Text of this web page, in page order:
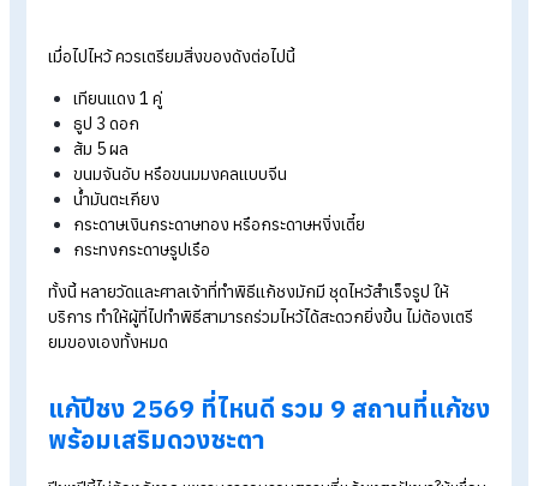
2479, 2491, 2503, 2515, 2527, 2539, 2551, 2563
ปีมะเมีย หรือผู้ที่เกิดในปี พ.ศ. 2461, 2473, 2485, 2497,
2521, 2533, 2545, 2557, 2569
ปีเถาะ หรือผู้ที่เกิดในปี พ.ศ. 2458, 2470, 2482, 2494, 2506,
2518, 2530, 2542, 2554, 2566
ปีระกา หรือผู้ที่เกิดในปี พ.ศ. 2464, 2476, 2488, 2500,
2524, 2536, 2548, 2560
แก้ปีชง ต้องทำยังไงบ้าง?
สำหรับปีชงในปี 2569 ผู้คนมักไปทำพิธีแก้ชงเพื่อเสริมสิริมงคลให้
ชีวิต ซึ่งโดยทั่วไปนิยมไปไหว้ตั้งแต่วันที่ 1 มกราคม หรือจะเลือกไป